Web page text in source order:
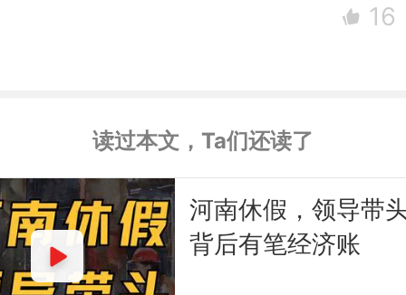
16
读过本文，Ta们还读了
河南休假，领导带
背后有笔经济账